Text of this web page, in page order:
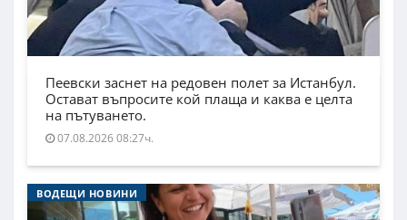
Пеевски заснет на редовен полет за Истанбул.
Остават въпросите кой плаща и каква е целта
на пътуването.
07.08.2026 08:27ч.
ВОДЕЩИ НОВИНИ